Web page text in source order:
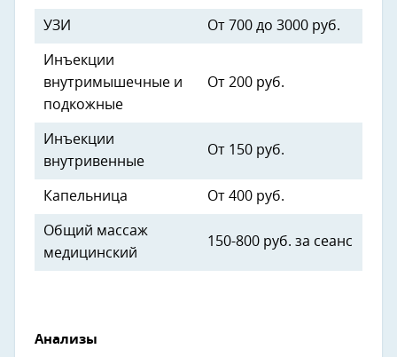
УЗИ От 700 до 3000 руб.
Инъекции
внутримышечные и
подкожные
От 200 руб.
Инъекции
внутривенные
От 150 руб.
Капельница От 400 руб.
Общий массаж
медицинский
150-800 руб. за сеанс
Анализы